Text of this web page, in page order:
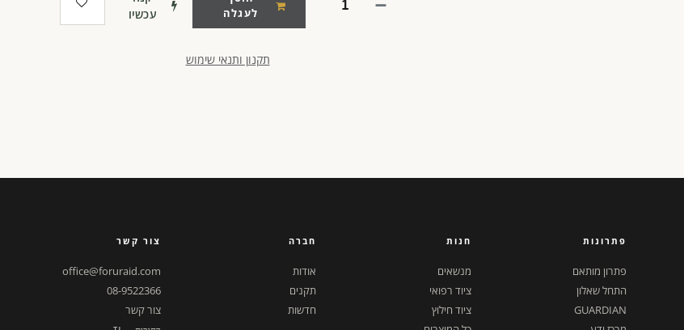
לעגלה
עכשיו
תקנון ותנאי שימוש
פתרונות
פתרון מותאם
התחל שאלון
GUARDIAN
חנות
מנשאים
ציוד רפואי
ציוד חילוץ
חברה
אודות
תקנים
חדשות
צור קשר
office@foruraid.com
08-9522366
צור קשר